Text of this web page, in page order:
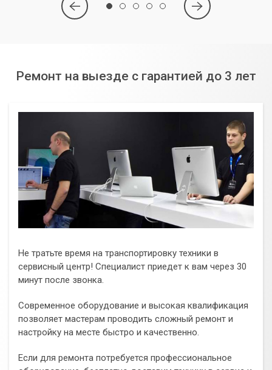
Ремонт на выезде с гарантией до 3 лет
Не тратьте время на транспортировку техники в
сервисный центр! Специалист приедет к вам через 30
минут после звонка.
Современное оборудование и высокая квалификация
позволяет мастерам проводить сложный ремонт и
настройку на месте быстро и качественно.
Если для ремонта потребуется профессиональное